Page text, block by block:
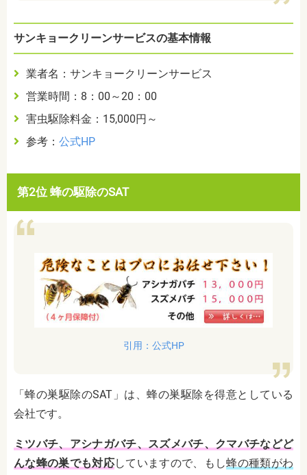
サンキョークリーンサービスの基本情報
業者名：サンキョークリーンサービス
営業時間：8：00～20：00
害虫駆除料金：15,000円～
参考： 公式HP
第2位 蜂の駆除のSAT
引用：公式HP
「蜂の巣駆除のSAT」は、蜂の巣駆除を得意としている
会社です。
ミツバチ、アシナガバチ、スズメバチ、クマバチなどど
んな蜂の巣でも対応していますので、もし蜂の種類がわ